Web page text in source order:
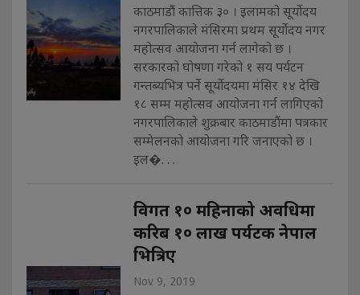
काठमाडौं कात्तिक ३० । इलामको सूर्योदय
नगरपालिकाले मंसिरमा प्रथम सूर्योदय नगर
महोत्सव आयोजना गर्न लागेको छ ।
सरकारको घोषणा गरेको १ सय पर्यटन
गन्तब्यभित्र पर्ने सूर्याेदयमा मंसिर १४ देखि
१८ सम्म महोत्सव आयोजना गर्न लागिएको
नगरपालिकाले शुक्रबार काठमाडौंमा पत्रकार
सम्मेलनको आयोजना गरि जनाएको छ ।
इल�. . .
विगत १० महिनाको अवधिमा
करिब १० लाख पर्यटक नेपाल
भित्रिए
Nov 9, 2019